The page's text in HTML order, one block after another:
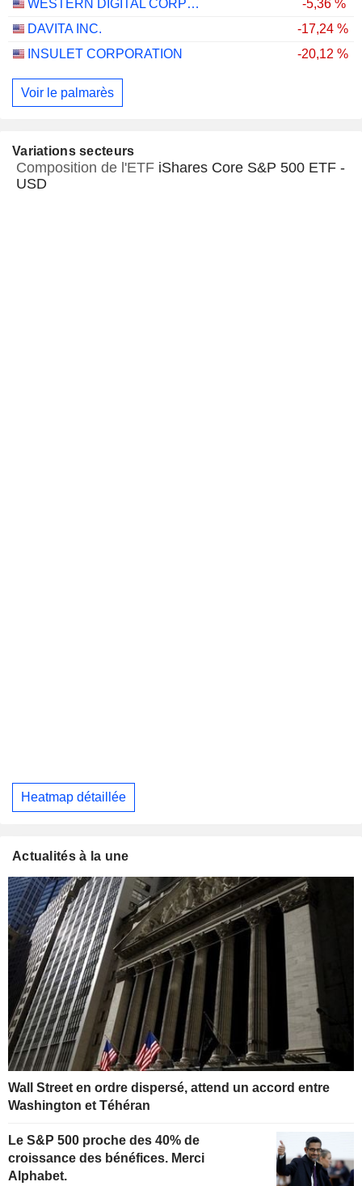
WESTERN DIGITAL CORPORATION
-5,36 %
DAVITA INC.
-17,24 %
INSULET CORPORATION
-20,12 %
Voir le palmarès
Variations secteurs
Composition de l'ETF iShares Core S&P 500 ETF -
USD
Heatmap détaillée
Actualités à la une
Wall Street en ordre dispersé, attend un accord entre
Washington et Téhéran
Le S&P 500 proche des 40% de
croissance des bénéfices. Merci
Alphabet.